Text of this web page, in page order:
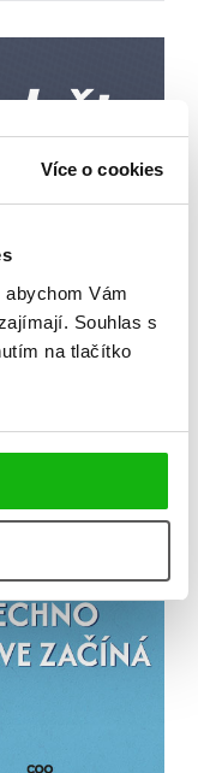
Více o cookies
Vám
Souhlas s
na tlačítko